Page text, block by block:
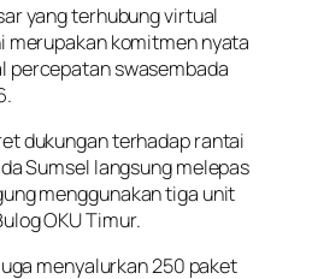
yang terhubung virtual
merupakan komitmen nyata
percepatan swasembada
dukungan terhadap rantai
Sumsel langsung melepas
menggunakan tiga unit
OKU Timur.
menyalurkan 250 paket